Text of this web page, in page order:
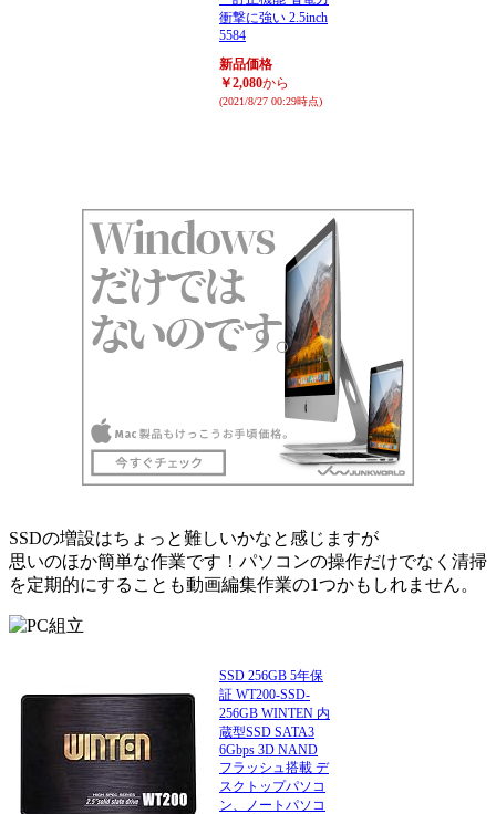
衝撃に強い 2.5inch
5584
新品価格
￥2,080から
(2021/8/27 00:29時点)
SSDの増設はちょっと難しいかなと感じますが
思いのほか簡単な作業です！パソコンの操作だけでなく清掃
を定期的にすることも動画編集作業の1つかもしれません。
SSD 256GB 5年保
証 WT200-SSD-
256GB WINTEN 内
蔵型SSD SATA3
6Gbps 3D NAND
フラッシュ搭載 デ
スクトップパソコ
ン、ノートパソコ